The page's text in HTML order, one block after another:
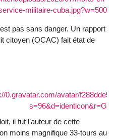
pas sans danger. Un rapport
citoyen (OCAC) fait état de
il fut l’auteur de cette
moins magnifique 33-tours au